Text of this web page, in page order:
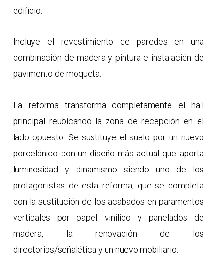
edificio.
Incluye el revestimiento de paredes en una
combinación de madera y pintura e instalación de
pavimento de moqueta.
La reforma transforma completamente el hall
principal reubicando la zona de recepción en el
lado opuesto. Se sustituye el suelo por un nuevo
porcelánico con un diseño más actual que aporta
luminosidad y dinamismo siendo uno de los
protagonistas de esta reforma, que se completa
con la sustitución de los acabados en paramentos
verticales por papel vinílico y panelados de
madera, la renovación de los
directorios/señalética y un nuevo mobiliario.